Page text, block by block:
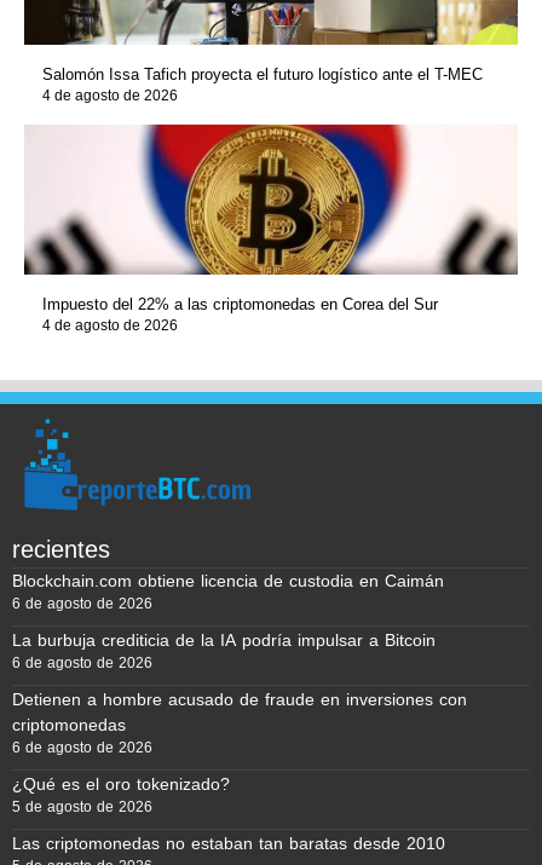
Salomón Issa Tafich proyecta el futuro logístico ante el T-MEC
4 de agosto de 2026
Impuesto del 22% a las criptomonedas en Corea del Sur
4 de agosto de 2026
recientes
Blockchain.com obtiene licencia de custodia en Caimán
6 de agosto de 2026
La burbuja crediticia de la IA podría impulsar a Bitcoin
6 de agosto de 2026
Detienen a hombre acusado de fraude en inversiones con
criptomonedas
6 de agosto de 2026
¿Qué es el oro tokenizado?
5 de agosto de 2026
Las criptomonedas no estaban tan baratas desde 2010